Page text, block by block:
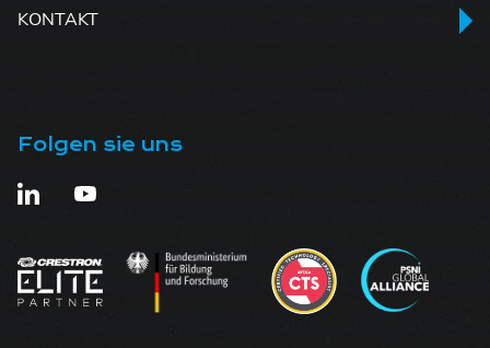
KONTAKT
Folgen sie uns